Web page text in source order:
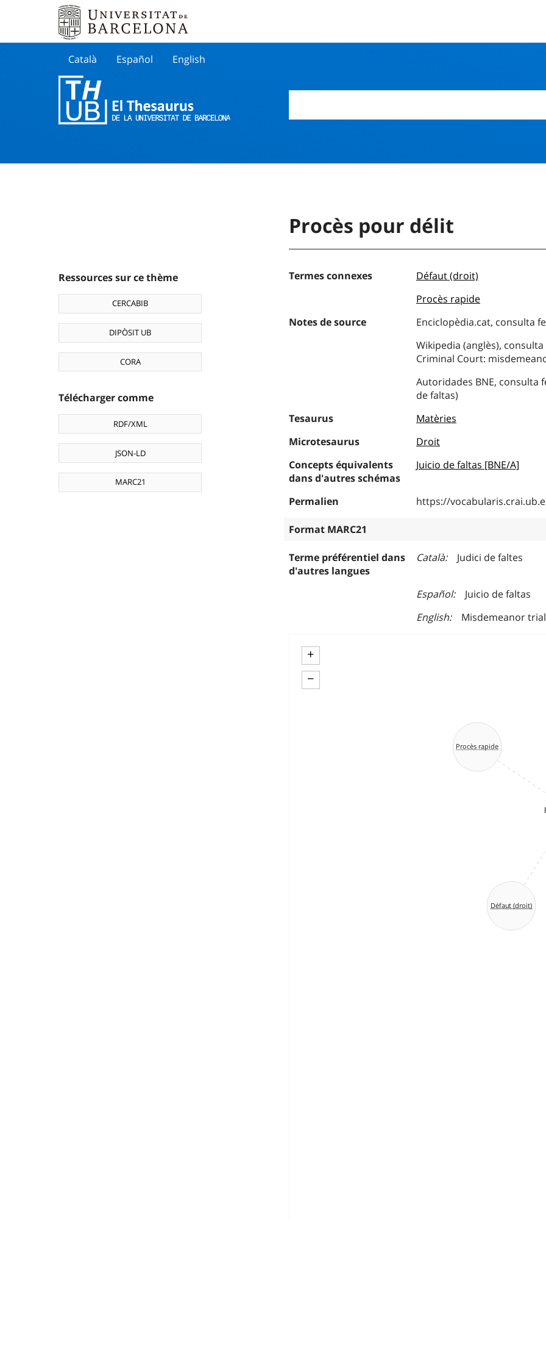
Català Español English
Ressources sur ce thème
CERCABIB
DIPÒSIT UB
CORA
Télécharger comme
RDF/XML
JSON-LD
MARC21
Procès pour délit
Termes connexes
Défaut (droit)
Procès rapide
Notes de source
Enciclopèdia.cat, consulta
Wikipedia (anglès),
Criminal Court:
Autoridades BNE, consulta
de faltas)
Tesaurus
Matèries
Microtesaurus
Droit
Concepts équivalents
dans d'autres schémas
Juicio de faltas [BNE/A]
Permalien https://
Format MARC21
Terme préférentiel dans
d'autres langues
Català Judici de faltes
Español
Juicio de faltas
English
Misdemeanor trial
+
−
Défaut (droit)
Procès rapide